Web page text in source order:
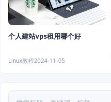
个人建站vps租用哪个好
Linux教程2024-11-05